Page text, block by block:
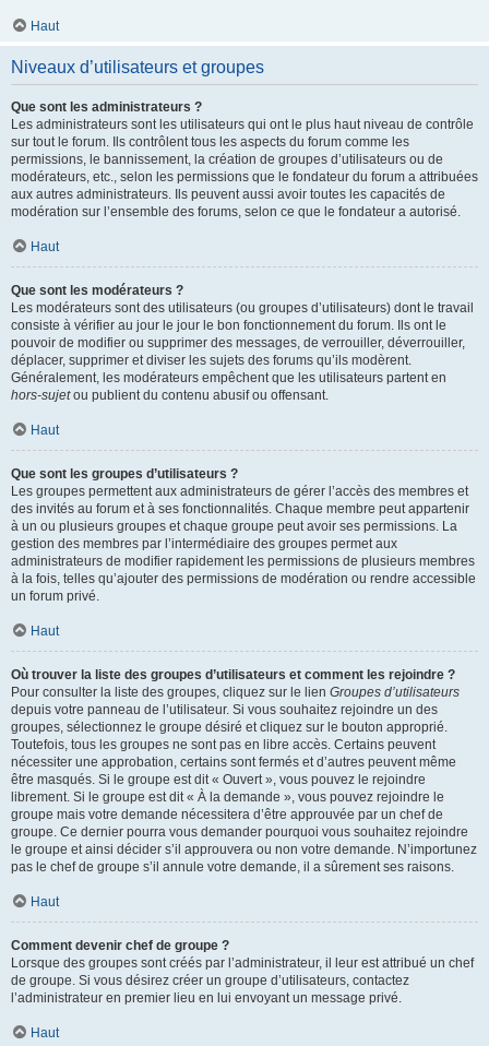
Haut
Niveaux d’utilisateurs et groupes
Que sont les administrateurs ?
Les administrateurs sont les utilisateurs qui ont le plus haut niveau de contrôle
sur tout le forum. Ils contrôlent tous les aspects du forum comme les
permissions, le bannissement, la création de groupes d’utilisateurs ou de
modérateurs, etc., selon les permissions que le fondateur du forum a attribuées
aux autres administrateurs. Ils peuvent aussi avoir toutes les capacités de
modération sur l’ensemble des forums, selon ce que le fondateur a autorisé.
Haut
Que sont les modérateurs ?
Les modérateurs sont des utilisateurs (ou groupes d’utilisateurs) dont le travail
consiste à vérifier au jour le jour le bon fonctionnement du forum. Ils ont le
pouvoir de modifier ou supprimer des messages, de verrouiller, déverrouiller,
déplacer, supprimer et diviser les sujets des forums qu’ils modèrent.
Généralement, les modérateurs empêchent que les utilisateurs partent en
hors-sujetou publient du contenu abusif ou offensant.
Haut
Que sont les groupes d’utilisateurs ?
Les groupes permettent aux administrateurs de gérer l’accès des membres et
des invités au forum et à ses fonctionnalités. Chaque membre peut appartenir
à un ou plusieurs groupes et chaque groupe peut avoir ses permissions. La
gestion des membres par l’intermédiaire des groupes permet aux
administrateurs de modifier rapidement les permissions de plusieurs membres
à la fois, telles qu’ajouter des permissions de modération ou rendre accessible
un forum privé.
Haut
Où trouver la liste des groupes d’utilisateurs et comment les rejoindre ?
Pour consulter la liste des groupes, cliquez sur le lien Groupes d’utilisateurs
depuis votre panneau de l’utilisateur. Si vous souhaitez rejoindre un des
groupes, sélectionnez le groupe désiré et cliquez sur le bouton approprié.
Toutefois, tous les groupes ne sont pas en libre accès. Certains peuvent
nécessiter une approbation, certains sont fermés et d’autres peuvent même
être masqués. Si le groupe est dit « Ouvert », vous pouvez le rejoindre
librement. Si le groupe est dit « À la demande », vous pouvez rejoindre le
groupe mais votre demande nécessitera d’être approuvée par un chef de
groupe. Ce dernier pourra vous demander pourquoi vous souhaitez rejoindre
le groupe et ainsi décider s’il approuvera ou non votre demande. N’importunez
pas le chef de groupe s’il annule votre demande, il a sûrement ses raisons.
Haut
Comment devenir chef de groupe ?
Lorsque des groupes sont créés par l’administrateur, il leur est attribué un chef
de groupe. Si vous désirez créer un groupe d’utilisateurs, contactez
l’administrateur en premier lieu en lui envoyant un message privé.
Haut